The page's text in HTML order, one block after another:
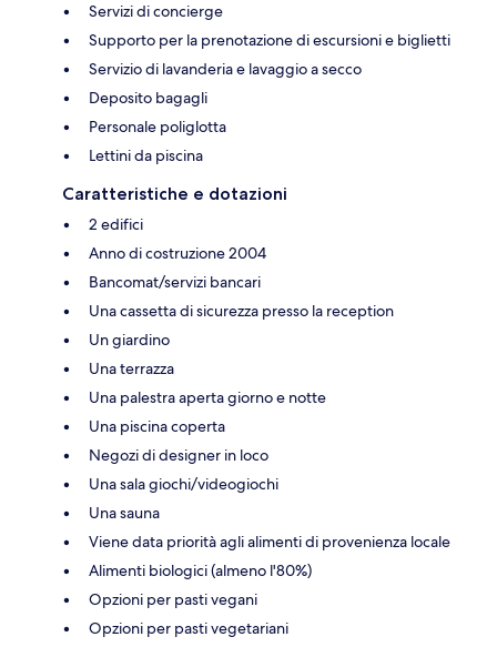
Servizi di concierge
Supporto per la prenotazione di escursioni e biglietti
Servizio di lavanderia e lavaggio a secco
Deposito bagagli
Personale poliglotta
Lettini da piscina
Caratteristiche e dotazioni
2 edifici
Anno di costruzione 2004
Bancomat/servizi bancari
Una cassetta di sicurezza presso la reception
Un giardino
Una terrazza
Una palestra aperta giorno e notte
Una piscina coperta
Negozi di designer in loco
Una sala giochi/videogiochi
Una sauna
Viene data priorità agli alimenti di provenienza locale
Alimenti biologici (almeno l'80%)
Opzioni per pasti vegani
Opzioni per pasti vegetariani